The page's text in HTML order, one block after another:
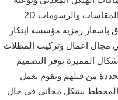
التغطية وطريقة تثبيتها بشكل موضح بالمقاسات والرسومات 2D
باسعار رمزية مؤسسة ابتكار
اعمال وتركيب المظلات
المميزة نوفر التصميم
من قبلهم ونقوم بعمل
المخطط بشكل مجاني في حال